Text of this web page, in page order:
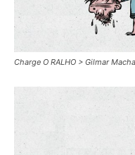
Charge O RALHO > Gilmar